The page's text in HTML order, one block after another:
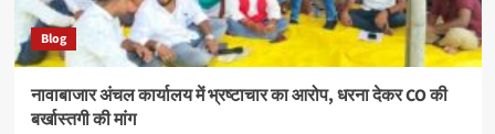
Blog
नावाबाजार अंचल कार्यालय में भ्रष्टाचार का आरोप, धरना देकर CO की
बर्खास्तगी की मांग